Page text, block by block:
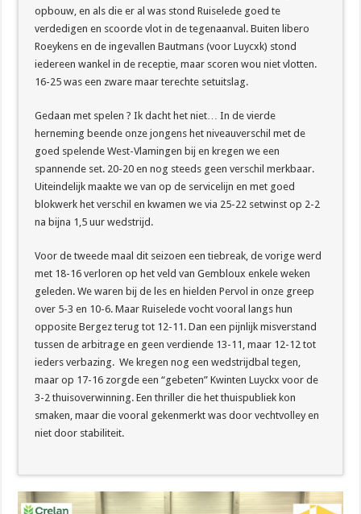
opbouw, en als die er al was stond Ruiselede goed te
verdedigen en scoorde vlot in de tegenaanval. Buiten libero
Roeykens en de ingevallen Bautmans (voor Luycxk) stond
iedereen wankel in de receptie, maar scoren wou niet vlotten.
16-25 was een zware maar terechte setuitslag.
Gedaan met spelen ? Ik dacht het niet… In de vierde
herneming beende onze jongens het niveauverschil met de
goed spelende West-Vlamingen bij en kregen we een
spannende set. 20-20 en nog steeds geen verschil merkbaar.
Uiteindelijk maakte we van op de servicelijn en met goed
blokwerk het verschil en kwamen we via 25-22 setwinst op 2-2
na bijna 1,5 uur wedstrijd.
Voor de tweede maal dit seizoen een tiebreak, de vorige werd
met 18-16 verloren op het veld van Gembloux enkele weken
geleden. We waren bij de les en hielden Pervol in onze greep
over 5-3 en 10-6. Maar Ruiselede vocht vooral langs hun
opposite Bergez terug tot 12-11. Dan een pijnlijk misverstand
tussen de arbitrage en geen verdiende 13-11, maar 12-12 tot
ieders verbazing. We kregen nog een wedstrijdbal tegen,
maar op 17-16 zorgde een “gebeten” Kwinten Luyckx voor de
3-2 thuisoverwinning. Een thriller die het thuispubliek kon
smaken, maar die vooral gekenmerkt was door vechtvolley en
niet door stabiliteit.